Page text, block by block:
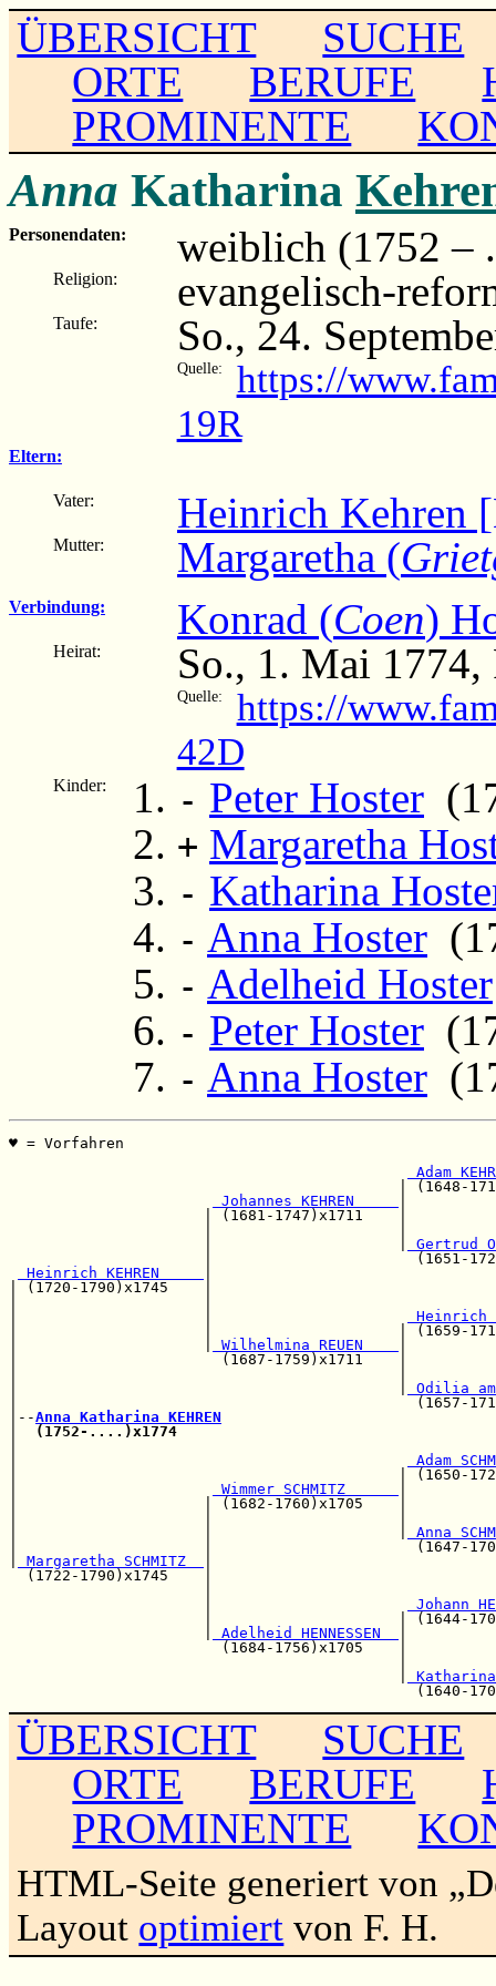
ÜBERSICHT
SUCHE
ORTE
BERUFE
PROMINENTE
Anna Katharina
Personendaten: weiblich (1752 –
Religion: evangelisch-
Taufe: So., 24.
Quelle:
https://
19R
Eltern:
Vater: Heinrich Kehren
Mutter: Margaretha (
Verbindung: Konrad (Coen)
Heirat: So., 1. Mai 1774,
Quelle:
https://
42D
Kinder: - Peter Hoster
+ Margaretha
- Katharina
- Anna Hoster
- Adelheid Hoster
- Peter Hoster
- Anna Hoster
♥ =
Adam
|
Johannes KEHREN
| (1681-
Gertrud
|
Heinrich KEHREN
| (1720-
|                     |                     | (1659-
Wilhelmina REUEN
|                       (1687-
Odilia
|                                             (1657-
|--Anna Katharina KEHREN
(1752-....)x1774
Adam
|
Wimmer SCHMITZ
|                     | (1682-
Anna
|                     |                       (1647-
Margaretha SCHMITZ
(1722-1790)x1745
Johann
|                     |
Adelheid HENNESSEN
(1684-
ÜBERSICHT
SUCHE
ORTE
BERUFE
PROMINENTE
HTML-Seite generiert von
Layout optimiert von F. H.